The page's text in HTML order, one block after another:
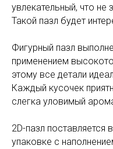
увлекательный, что не
Такой пазл будет
Фигурный пазл
применением
этому все детали
Каждый кусочек
слегка уловимый
2D-пазл поставляется
упаковке с